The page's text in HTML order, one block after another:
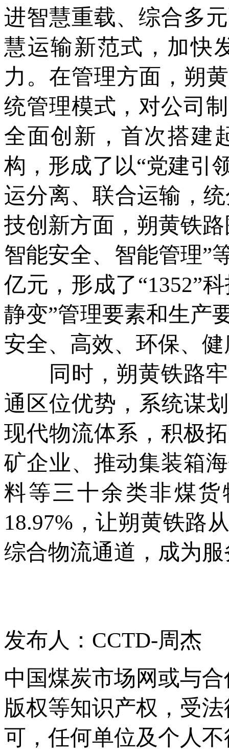
进智慧重载、综合多
慧运输新范式，加快
力。在管理方面，朔
统管理模式，对公司
全面创新，首次搭
构，形成了以“党建引
运分离、联合运输，
技创新方面，朔黄铁
智能安全、智能管理”
亿元，形成了“1352”
静变”管理要素和生产
安全、高效、环保、
同时，朔黄铁路牢
通区位优势，系统谋
现代物流体系，积极
矿企业、推动集装箱
料等三十余类非煤
18.97%，让朔黄铁路
综合物流通道，成为
发布人：CCTD-周杰
中国煤炭市场网或与
版权等知识产权，受
可，任何单位及个人